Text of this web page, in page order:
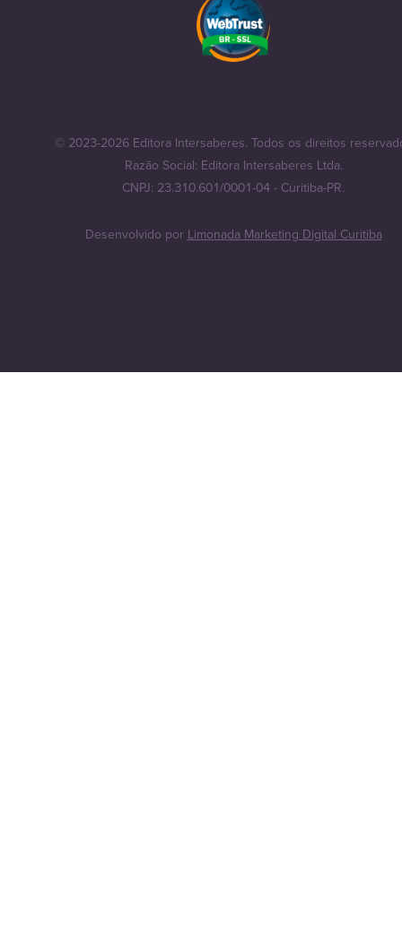
© 2023-2026 Editora Intersaberes. Todos os direitos
Razão Social: Editora Intersaberes Ltda.
CNPJ: 23.310.601/0001-04 - Curitiba-PR.
Desenvolvido por Limonada Marketing Digital Curitiba